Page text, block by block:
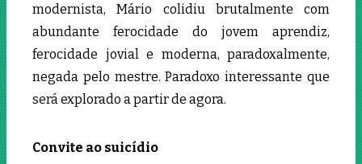
modernista, Mário colidiu brutalmente com
abundante ferocidade do jovem aprendiz,
ferocidade jovial e moderna, paradoxalmente,
negada pelo mestre. Paradoxo interessante que
será explorado a partir de agora.
Convite ao suicídio